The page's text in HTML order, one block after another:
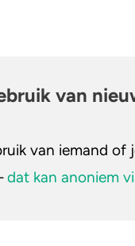
van
van iemand of
dat kan anoniem